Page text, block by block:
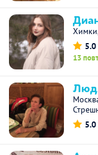
5.0
13
5.0